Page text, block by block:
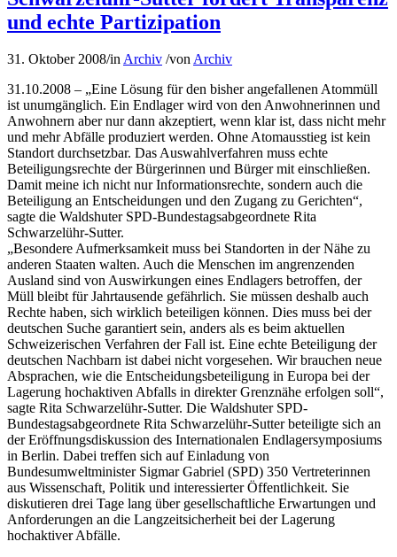
und echte Partizipation
31. Oktober 2008/inArchiv /vonArchiv
31.10.2008 – „Eine Lösung für den bisher angefallenen Atommüll
ist unumgänglich. Ein Endlager wird von den Anwohnerinnen und
Anwohnern aber nur dann akzeptiert, wenn klar ist, dass nicht mehr
und mehr Abfälle produziert werden. Ohne Atomausstieg ist kein
Standort durchsetzbar. Das Auswahlverfahren muss echte
Beteiligungsrechte der Bürgerinnen und Bürger mit einschließen.
Damit meine ich nicht nur Informationsrechte, sondern auch die
Beteiligung an Entscheidungen und den Zugang zu Gerichten“,
sagte die Waldshuter SPD-Bundestagsabgeordnete Rita
Schwarzelühr-Sutter.
„Besondere Aufmerksamkeit muss bei Standorten in der Nähe zu
anderen Staaten walten. Auch die Menschen im angrenzenden
Ausland sind von Auswirkungen eines Endlagers betroffen, der
Müll bleibt für Jahrtausende gefährlich. Sie müssen deshalb auch
Rechte haben, sich wirklich beteiligen können. Dies muss bei der
deutschen Suche garantiert sein, anders als es beim aktuellen
Schweizerischen Verfahren der Fall ist. Eine echte Beteiligung der
deutschen Nachbarn ist dabei nicht vorgesehen. Wir brauchen neue
Absprachen, wie die Entscheidungsbeteiligung in Europa bei der
Lagerung hochaktiven Abfalls in direkter Grenznähe erfolgen soll“,
sagte Rita Schwarzelühr-Sutter. Die Waldshuter SPD-
Bundestagsabgeordnete Rita Schwarzelühr-Sutter beteiligte sich an
der Eröffnungsdiskussion des Internationalen Endlagersymposiums
in Berlin. Dabei treffen sich auf Einladung von
Bundesumweltminister Sigmar Gabriel (SPD) 350 Vertreterinnen
aus Wissenschaft, Politik und interessierter Öffentlichkeit. Sie
diskutieren drei Tage lang über gesellschaftliche Erwartungen und
Anforderungen an die Langzeitsicherheit bei der Lagerung
hochaktiver Abfälle.